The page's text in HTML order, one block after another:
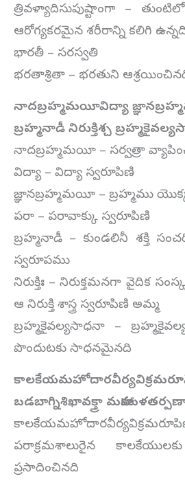
త్రివళ్యాదిసుపుష్టాంగా –
ఆరోగ్యకరమైన శరీరాన్ని కలిగి
భారతీ – సరస్వతి
భరతాశ్రితా – భరతుని
నాదబ్రహ్మమయీవిద్యా
బ్రహ్మనాడీ నిరుక్తిశ్చ
నాదబ్రహ్మమయీ – సర్వత్రా
విద్యా – విద్యా స్వరూపిణి
జ్ఞానబ్రహ్మమయీ – బ్రహ్మము
పరా – పరావాక్కు స్వరూపిణి
బ్రహ్మనాడీ – కుండలినీ శక్తి
స్వరూపము
నిరుక్తిః – నిరుక్తమనగా వైదిక
ఆ నిరుక్తి శాస్త్ర స్వరూపిణి అమ్మ
బ్రహ్మకైవల్యసాధనా –
పొందుటకు సాధనమైనది
బడబాగ్నిశిఖావక్త్రా
పరాక్రమశాలురైన
ప్రసాదించినది